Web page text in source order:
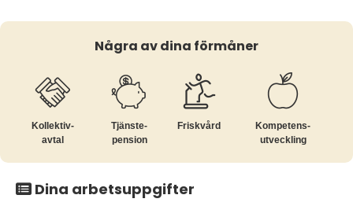
Några av dina förmåner
Kollektiv­
avtal
Tjänste­
pension
Friskvård
Kompetens­
utveckling
Dina arbetsuppgifter